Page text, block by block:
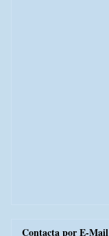
Contacta por E-Mail